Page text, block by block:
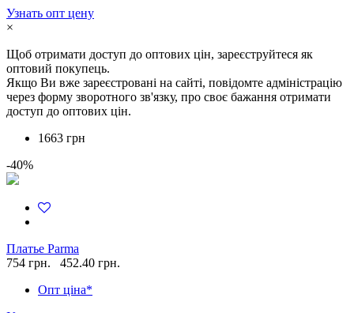
Узнать опт цену
×
Щоб отримати доступ до оптових цін, зареєструйтеся як
оптовий покупець.
Якщо Ви вже зареєстровані на сайті, повідомте адміністрацію
через форму зворотного зв'язку, про своє бажання отримати
доступ до оптових цін.
1663 грн
-40%
Платье Parma
754 грн.
452.40 грн.
Опт ціна*